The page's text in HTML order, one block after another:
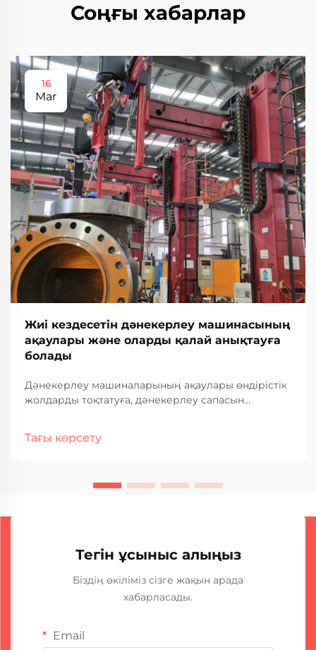
Соңғы хабарлар
16
Mar
Жиі кездесетін дәнекерлеу машинасының
ақаулары және оларды қалай анықтауға
болады
Дәнекерлеу машиналарының ақаулары өндірістік
жолдарды тоқтатуға, дәнекерлеу сапасын
кездесетін ақаулар мен олардың ақаулықтарын
Тағы көрсету
Тегін ұсыныс алыңыз
Біздің өкіліміз сізге жақын арада
хабарласады.
Email